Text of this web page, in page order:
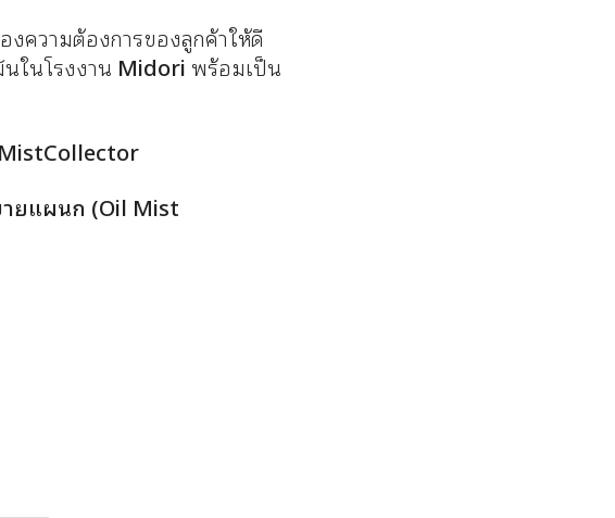
ความต้องการของลูกค้าให้ดี
ในโรงงาน Midori พร้อมเป็น
ยแผนก (Oil Mist